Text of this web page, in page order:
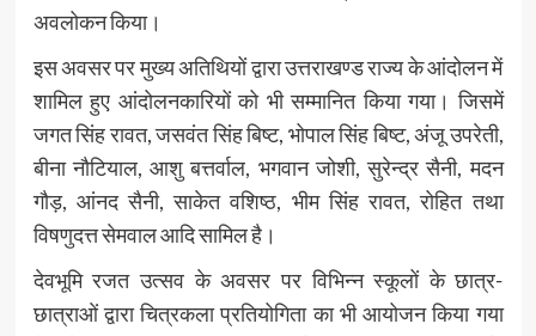
अवलोकन किया।
इस अवसर पर मुख्य अतिथियों द्वारा उत्तराखण्ड राज्य के आंदोलन में
शामिल हुए आंदोलनकारियों को भी सम्मानित किया गया। जिसमें
जगत सिंह रावत, जसवंत सिंह बिष्ट, भोपाल सिंह बिष्ट, अंजू उपरेती,
बीना नौटियाल, आशु बत्तर्वाल, भगवान जोशी, सुरेन्द्र सैनी, मदन
गौड़, आंनद सैनी, साकेत वशिष्ठ, भीम सिंह रावत, रोहित तथा
विषणुदत्त सेमवाल आदि सामिल है।
देवभूमि रजत उत्सव के अवसर पर विभिन्न स्कूलों के छात्र-
छात्राओं द्वारा चित्रकला प्रतियोगिता का भी आयोजन किया गया